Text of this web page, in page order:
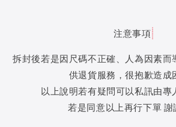
注意事項
拆封後若是因尺碼不正確、人為因素而
供退貨服務，很抱歉造成
以上說明若有疑問可以私訊由專
若是同意以上再行下單 謝